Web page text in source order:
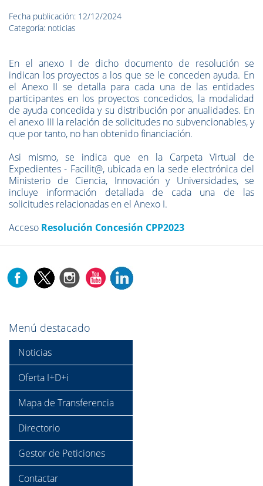
Fecha publicación: 12/12/2024
Categoría: noticias
En el anexo I de dicho documento de resolución se
indican los proyectos a los que se le conceden ayuda. En
el Anexo II se detalla para cada una de las entidades
participantes en los proyectos concedidos, la modalidad
de ayuda concedida y su distribución por anualidades. En
el anexo III la relación de solicitudes no subvencionables, y
que por tanto, no han obtenido financiación.
Asi mismo, se indica que en la Carpeta Virtual de
Expedientes - Facilit@, ubicada en la sede electrónica del
Ministerio de Ciencia, Innovación y Universidades, se
incluye información detallada de cada una de las
solicitudes relacionadas en el Anexo I.
Acceso Resolución Concesión CPP2023
Menú destacado
Noticias
Oferta I+D+i
Mapa de Transferencia
Directorio
Gestor de Peticiones
Contactar